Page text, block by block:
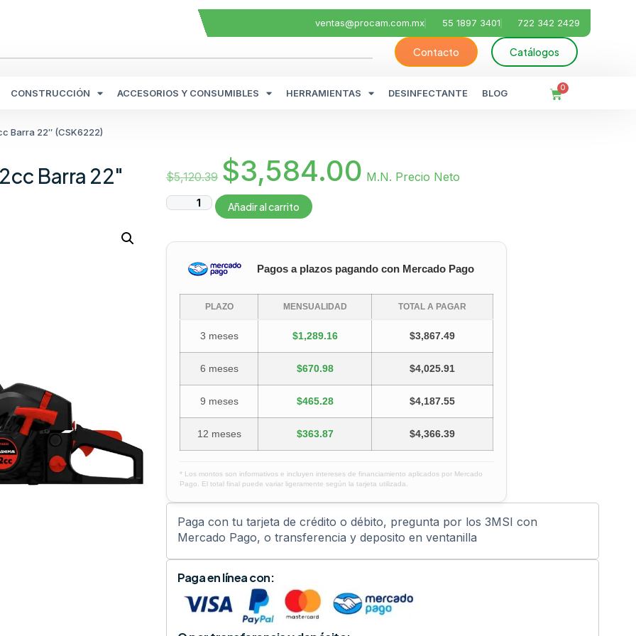
ventas@procam.com.mx 55 1897 3401 722 342 2429
Contacto Catálogos
CONSTRUCCIÓN ACCESORIOS Y CONSUMIBLES HERRAMIENTAS DESINFECTANTE BLOG 0
Barra 22″ (CSK6222)
Barra 22″ $5,120.39 $3,584.00 M.N. Precio Neto
Añadir al carrito
Pagos a plazos pagando con Mercado Pago
PLAZO MENSUALIDAD TOTAL A PAGAR
3 meses $1,289.16 $3,867.49
6 meses $670.98 $4,025.91
9 meses $465.28 $4,187.55
12 meses $363.87 $4,366.39
* Los montos son informativos e incluyen intereses de financiamiento aplicados por Mercado
Pago. El total final puede variar ligeramente según la tarjeta utilizada.
Paga con tu tarjeta de crédito o débito, pregunta por los 3MSI con
Mercado Pago, o transferencia y deposito en ventanilla
Paga en línea con: